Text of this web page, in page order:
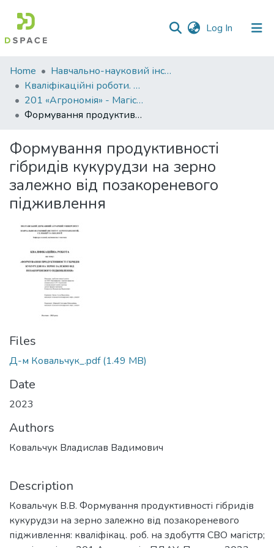
Log In (current)
Communities
&
Collections
All of DSpace
Statistics
Home
Навчально-науковий інститут агротехнологій, селекції та екології
Кваліфікаційні роботи. ННІ агротехнологій, селекції та екології
201 «Агрономія» - Магістри 2023-2024
Формування продуктивності гібридів кукурудзи на зерно залежно від позакореневого підживлення
Формування продуктивності
гібридів кукурудзи на зерно
залежно від позакореневого
підживлення
Files
Д-м Ковальчук_.pdf(1.49 MB)
Date
2023
Authors
Ковальчук Владислав Вадимович
Description
Ковальчук В.В. Формування продуктивності гібридів
кукурудзи на зерно залежно від позакореневого
підживлення: кваліфікац. роб. на здобуття СВО магістр;